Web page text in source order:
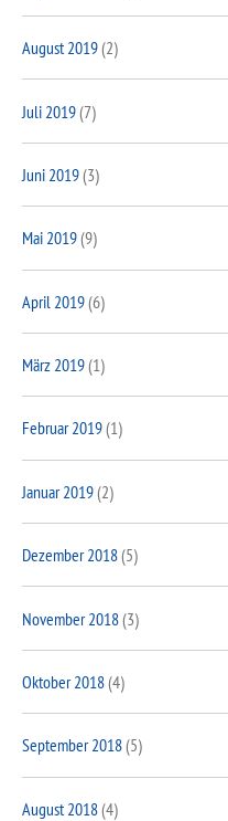
August 2019(2)
Juli 2019(7)
Juni 2019(3)
Mai 2019(9)
April 2019(6)
März 2019(1)
Februar 2019(1)
Januar 2019(2)
Dezember 2018(5)
November 2018(3)
Oktober 2018(4)
September 2018(5)
August 2018(4)